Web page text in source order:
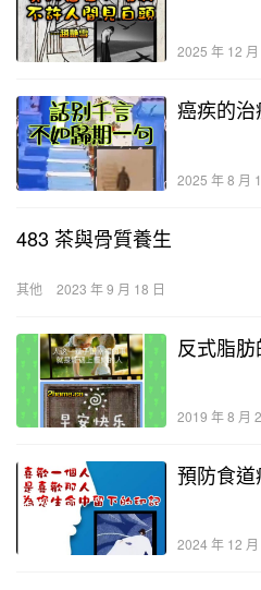
2025 年 12 月
癌疾的治
2025 年 8 月
483 茶與骨質養生
其他 2023 年 9 月 18 日
反式脂
2019 年 8 月
預防食道
2024 年 12 月